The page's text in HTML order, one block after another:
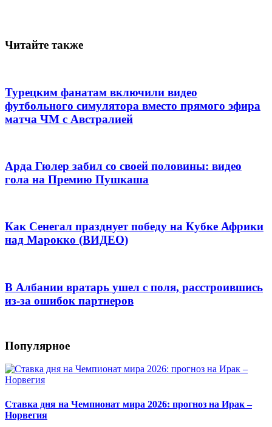
Читайте также
Турецким фанатам включили видео
футбольного симулятора вместо прямого эфира
матча ЧМ с Австралией
Арда Гюлер забил со своей половины: видео
гола на Премию Пушкаша
Как Сенегал празднует победу на Кубке Африки
над Марокко (ВИДЕО)
В Албании вратарь ушел с поля, расстроившись
из-за ошибок партнеров
Популярное
Ставка дня на Чемпионат мира 2026: прогноз на Ирак –
Норвегия